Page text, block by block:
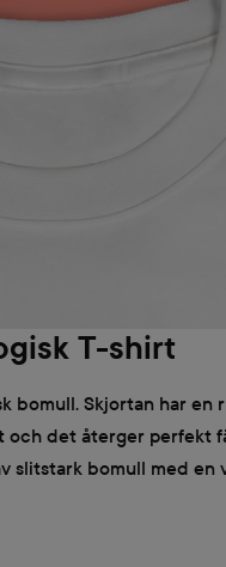
T-shirt
bomull. Skjortan har en
och det återger perfekt
slitstark bomull med en